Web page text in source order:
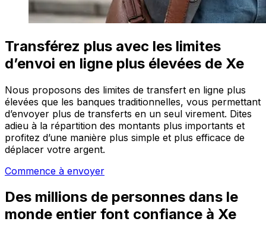
Transférez plus avec les limites
d’envoi en ligne plus élevées de Xe
Nous proposons des limites de transfert en ligne plus
élevées que les banques traditionnelles, vous permettant
d’envoyer plus de transferts en un seul virement. Dites
adieu à la répartition des montants plus importants et
profitez d’une manière plus simple et plus efficace de
déplacer votre argent.
Commence à envoyer
Des millions de personnes dans le
monde entier font confiance à Xe